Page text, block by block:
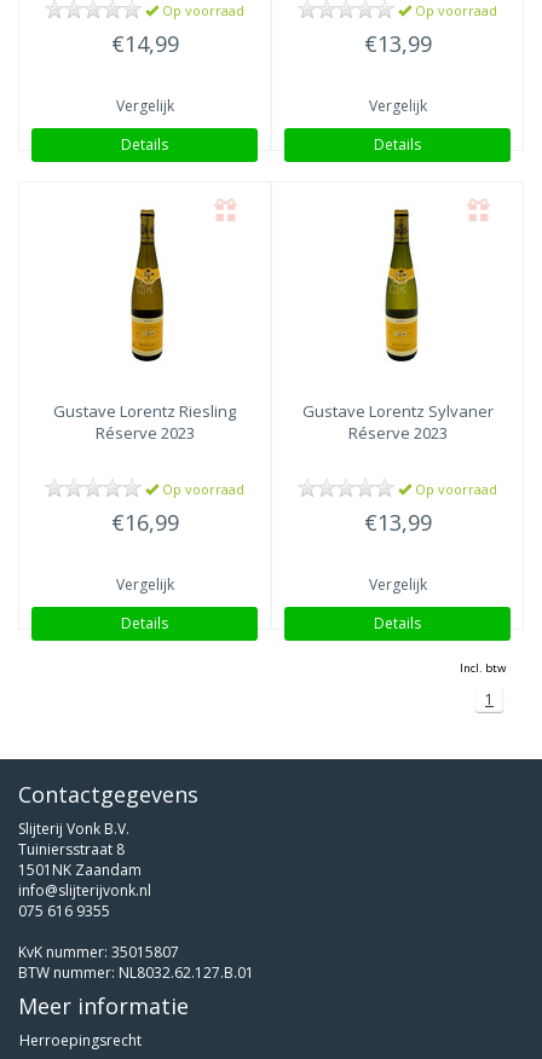
Op voorraad
€14,99
Vergelijk
Details
Op voorraad
€13,99
Vergelijk
Details
Gustave Lorentz Riesling
Réserve 2023
Op voorraad
€16,99
Vergelijk
Details
Gustave Lorentz Sylvaner
Réserve 2023
Op voorraad
€13,99
Vergelijk
Details
Incl. btw
1
Contactgegevens
Slijterij Vonk B.V.
Tuiniersstraat 8
1501NK Zaandam
info@slijterijvonk.nl
075 616 9355
KvK nummer: 35015807
BTW nummer: NL8032.62.127.B.01
Meer informatie
Herroepingsrecht